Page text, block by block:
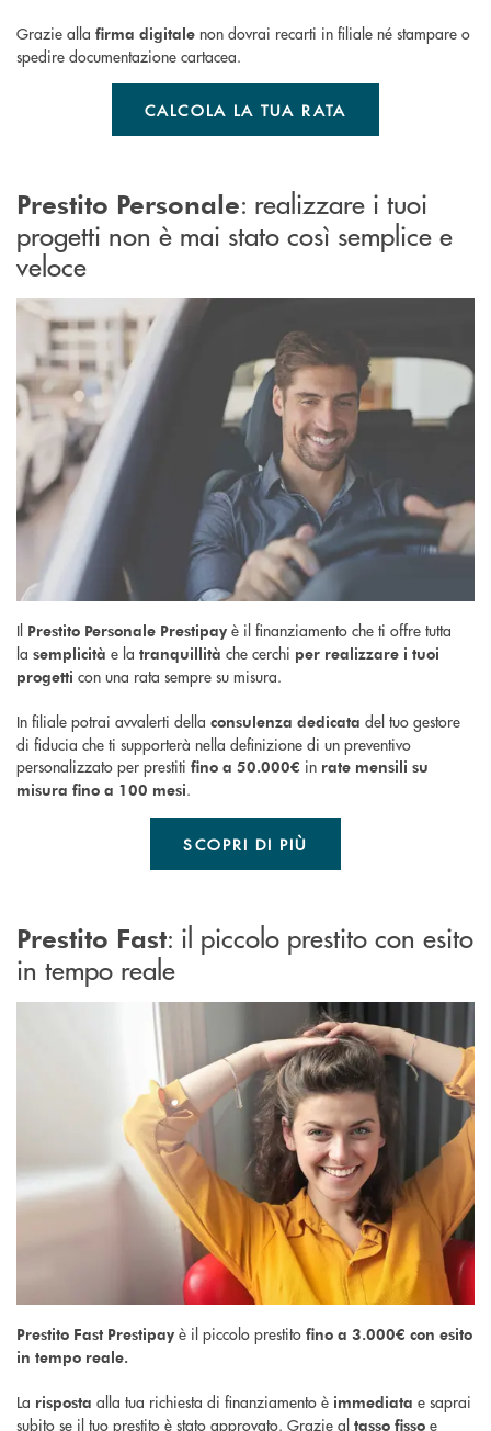
Grazie alla firma digitale non dovrai recarti in filiale né stampare o
spedire documentazione cartacea.
CALCOLA LA TUA RATA
Prestito Personale: realizzare i tuoi
progetti non è mai stato così semplice e
veloce
Il Prestito Personale Prestipay è il finanziamento che ti offre tutta
la semplicità e la tranquillità che cerchi per realizzare i tuoi
progetti con una rata sempre su misura.
In filiale potrai avvalerti della consulenza dedicata del tuo gestore
di fiducia che ti supporterà nella definizione di un preventivo
personalizzato per prestiti fino a 50.000€ in rate mensili su
misura fino a 100 mesi.
SCOPRI DI PIÙ
Prestito Fast: il piccolo prestito con esito
in tempo reale
Prestito Fast Prestipay è il piccolo prestito fino a 3.000€ con esito
in tempo reale.
La risposta alla tua richiesta di finanziamento è immediata e saprai
subito se il tuo prestito è stato approvato. Grazie al tasso fisso e